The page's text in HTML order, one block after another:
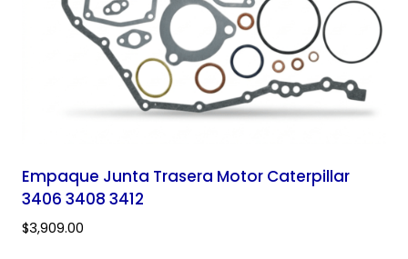
Empaque Junta Trasera Motor Caterpillar
3406 3408 3412
$3,909.00